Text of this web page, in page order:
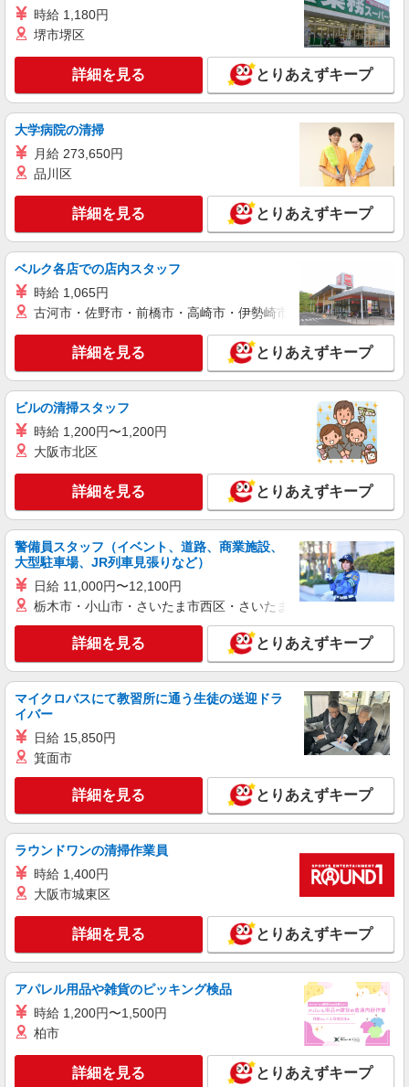
キープ 詳細を見る
株式会社kotrio /●OK-H-1815997
[ 綺麗 ]高級シニアマンションで生活ケア/見守
りなど/赤磐市
時給1450円〜2062円 ＜日払い有/週払い有/交
通費全支給(ガソリン代含む)＞
キープ 詳細を見る
派遣社員
株式会社kotrio /●OK-H-1993669
赤磐市｜シニア向けマンションで夜勤専従＊暮
らしのお手伝い
通費全支給(ガソリン代含む)＞
赤磐市内 ほか周辺エリアでもご紹介
キープ 詳細を見る
派遣社員
株式会社kotrio /●OK-H-1976009
赤磐市★シフト柔軟で長く働きやすいシニア向
けマンション
時給1350円〜2062円 ＜日払い有/週払い有/交
通費全支給(ガソリン代含む)＞
赤磐市 瀬戸駅周辺
キープ 詳細を見る
株式会社kotrio /●OK-H-2021008
赤磐市｜日払いOK！日収1万円超え×サ高住ス
時給1350円〜2062円 ＜日払い有/週払い有/交
キープ 詳細を見る
派遣社員
株式会社kotrio /●OK-H-1829069
赤磐市｜シニア向けマンションSTAFF▼見守
時給1450円〜2062円 ＜日払い有/週払い有/交
通費全支給(ガソリン代含む)＞
赤磐市 瀬戸駅周辺
キープ 詳細を見る
派遣社員
株式会社kotrio /●OK-H-1975717
時給 1,180円
堺市堺区
詳細を見る とりあえずキープ
大学病院の清掃
月給 273,650円
品川区
詳細を見る とりあえずキープ
ベルク各店での店内スタッフ
時給 1,065円
古河市・佐野市・前橋市・高崎市・伊勢崎市・太田市・館林市
詳細を見る とりあえずキープ
ビルの清掃スタッフ
時給 1,200円〜1,200円
大阪市北区
詳細を見る とりあえずキープ
警備員スタッフ（イベント、道路、商業施設、
大型駐車場、JR列車見張りなど）
日給 11,000円〜12,100円
栃木市・小山市・さいたま市西区・さいたま市岩槻区・久喜市・
詳細を見る とりあえずキープ
マイクロバスにて教習所に通う生徒の送迎ドラ
イバー
日給 15,850円
箕面市
詳細を見る とりあえずキープ
ラウンドワンの清掃作業員
時給 1,400円
大阪市城東区
詳細を見る とりあえずキープ
アパレル用品や雑貨のピッキング検品
時給 1,200円〜1,500円
柏市
詳細を見る とりあえずキープ